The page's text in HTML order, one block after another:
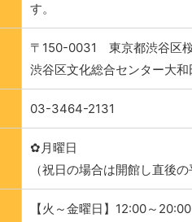
す。
〒150-0031 東京都渋谷区
渋谷区文化総合センター大和
03-3464-2131
✿月曜日
（祝日の場合は開館し直後の
【火～金曜日】12:00～20:00